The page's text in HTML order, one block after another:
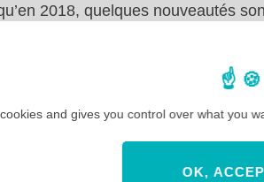
2018, quelques nouveautés
de Chewbacca en photolocation !
!
:
»
, le spectacle Star Wars joué
and gives you control over what you
OK,